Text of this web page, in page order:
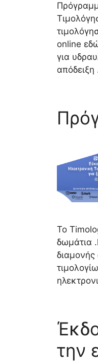
online
για
απόδειξη
Το
δωμάτια
την